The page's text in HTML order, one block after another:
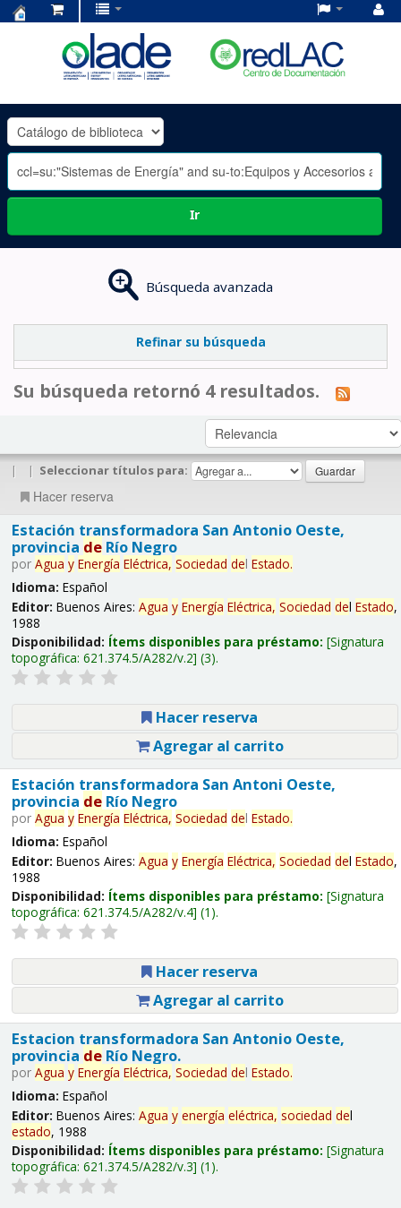
OLADE
-
Ir
Búsqueda avanzada
Refinar su búsqueda
Su búsqueda retornó 4 resultados.
| | Seleccionar títulos para:
Hacer reserva
Estación transformadora San Antonio Oeste,
provincia deRío Negro
por Agua y Energía Eléctrica, Sociedad del Estado.
Idioma: Español
Editor: Buenos Aires: Agua y Energía Eléctrica, Sociedad del Estado,
1988
Disponibilidad: Ítems disponibles para préstamo: Signatura
topográfica: 621.374.5/A282/v.2 (3).
Hacer reserva
Agregar al carrito
Estación transformadora San Antoni Oeste,
provincia deRío Negro
por Agua y Energía Eléctrica, Sociedad del Estado.
Idioma: Español
Editor: Buenos Aires: Agua y Energía Eléctrica, Sociedad del Estado,
1988
Disponibilidad: Ítems disponibles para préstamo: Signatura
topográfica: 621.374.5/A282/v.4 (1).
Hacer reserva
Agregar al carrito
Estacion transformadora San Antonio Oeste,
provincia deRío Negro.
por Agua y Energía Eléctrica, Sociedad del Estado.
Idioma: Español
Editor: Buenos Aires: Agua y energía eléctrica, sociedad del
estado, 1988
Disponibilidad: Ítems disponibles para préstamo: Signatura
topográfica: 621.374.5/A282/v.3 (1).